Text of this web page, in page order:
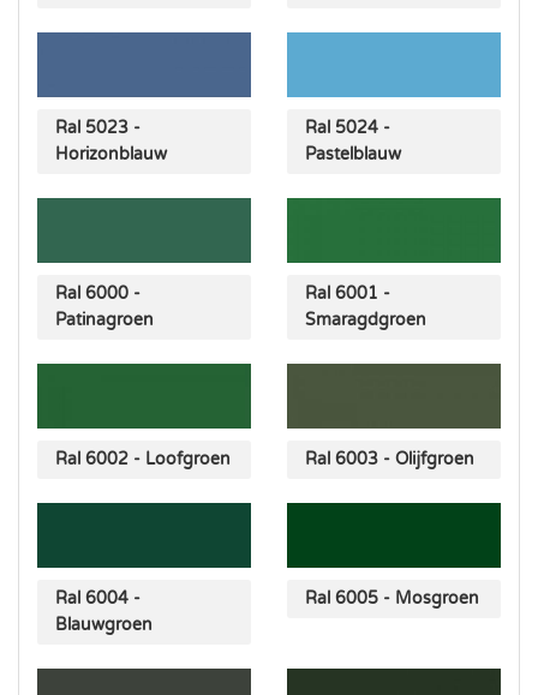
Ral 5023 -
Horizonblauw
Ral 5024 -
Pastelblauw
Ral 6000 -
Patinagroen
Ral 6001 -
Smaragdgroen
Ral 6002 - Loofgroen Ral 6003 - Olijfgroen
Ral 6004 -
Blauwgroen
Ral 6005 - Mosgroen